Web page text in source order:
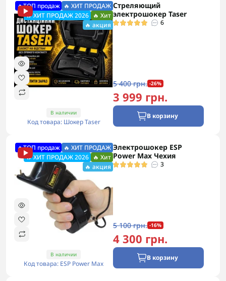
🔥ТОП продаж 🔥 ХИТ ПРОДАЖ
🔥 ХИТ ПРОДАЖ 2026 🔥 Хит
🔥 акция
В наличии
Код товара: Шокер Taser
Стреляющий
электрошокер Taser
6
5 400 грн. -26%
3 999 грн.
В корзину
🔥ТОП продаж 🔥 ХИТ ПРОДАЖ
🔥 ХИТ ПРОДАЖ 2026 🔥 Хит
🔥 акция
В наличии
Код товара: ESP Power Max
Электрошокер ESP
Power Max Чехия
3
5 100 грн. -16%
4 300 грн.
В корзину